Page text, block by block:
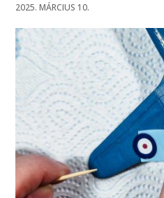
2025. MÁRCIUS 10.